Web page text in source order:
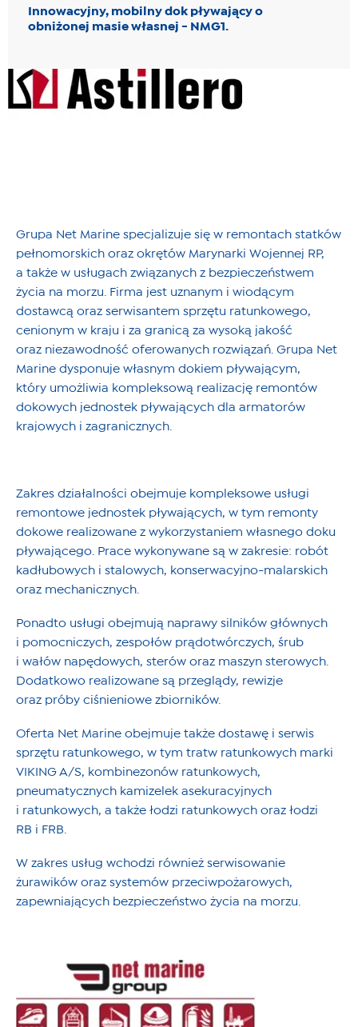
Innowacyjny, mobilny dok pływający o
obniżonej masie własnej - NMG1.
Grupa Net Marine specjalizuje się w remontach statków
pełnomorskich oraz okrętów Marynarki Wojennej RP,
a także w usługach związanych z bezpieczeństwem
życia na morzu. Firma jest uznanym i wiodącym
dostawcą oraz serwisantem sprzętu ratunkowego,
cenionym w kraju i za granicą za wysoką jakość
oraz niezawodność oferowanych rozwiązań. Grupa Net
Marine dysponuje własnym dokiem pływającym,
który umożliwia kompleksową realizację remontów
dokowych jednostek pływających dla armatorów
krajowych i zagranicznych.
Zakres działalności obejmuje kompleksowe usługi
remontowe jednostek pływających, w tym remonty
dokowe realizowane z wykorzystaniem własnego doku
pływającego. Prace wykonywane są w zakresie: robót
kadłubowych i stalowych, konserwacyjno-malarskich
oraz mechanicznych.
Ponadto usługi obejmują naprawy silników głównych
i pomocniczych, zespołów prądotwórczych, śrub
i wałów napędowych, sterów oraz maszyn sterowych.
Dodatkowo realizowane są przeglądy, rewizje
oraz próby ciśnieniowe zbiorników.
Oferta Net Marine obejmuje także dostawę i serwis
sprzętu ratunkowego, w tym tratw ratunkowych marki
VIKING A/S, kombinezonów ratunkowych,
pneumatycznych kamizelek asekuracyjnych
i ratunkowych, a także łodzi ratunkowych oraz łodzi
RB i FRB.
W zakres usług wchodzi również serwisowanie
żurawików oraz systemów przeciwpożarowych,
zapewniających bezpieczeństwo życia na morzu.